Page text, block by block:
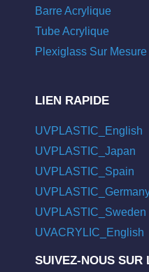
Barre Acrylique
Tube Acrylique
Plexiglass Sur Mesure
LIEN RAPIDE
UVPLASTIC_English
UVPLASTIC_Japan
UVPLASTIC_Spain
UVPLASTIC_Sweden
UVACRYLIC_English
SUIVEZ-NOUS SUR